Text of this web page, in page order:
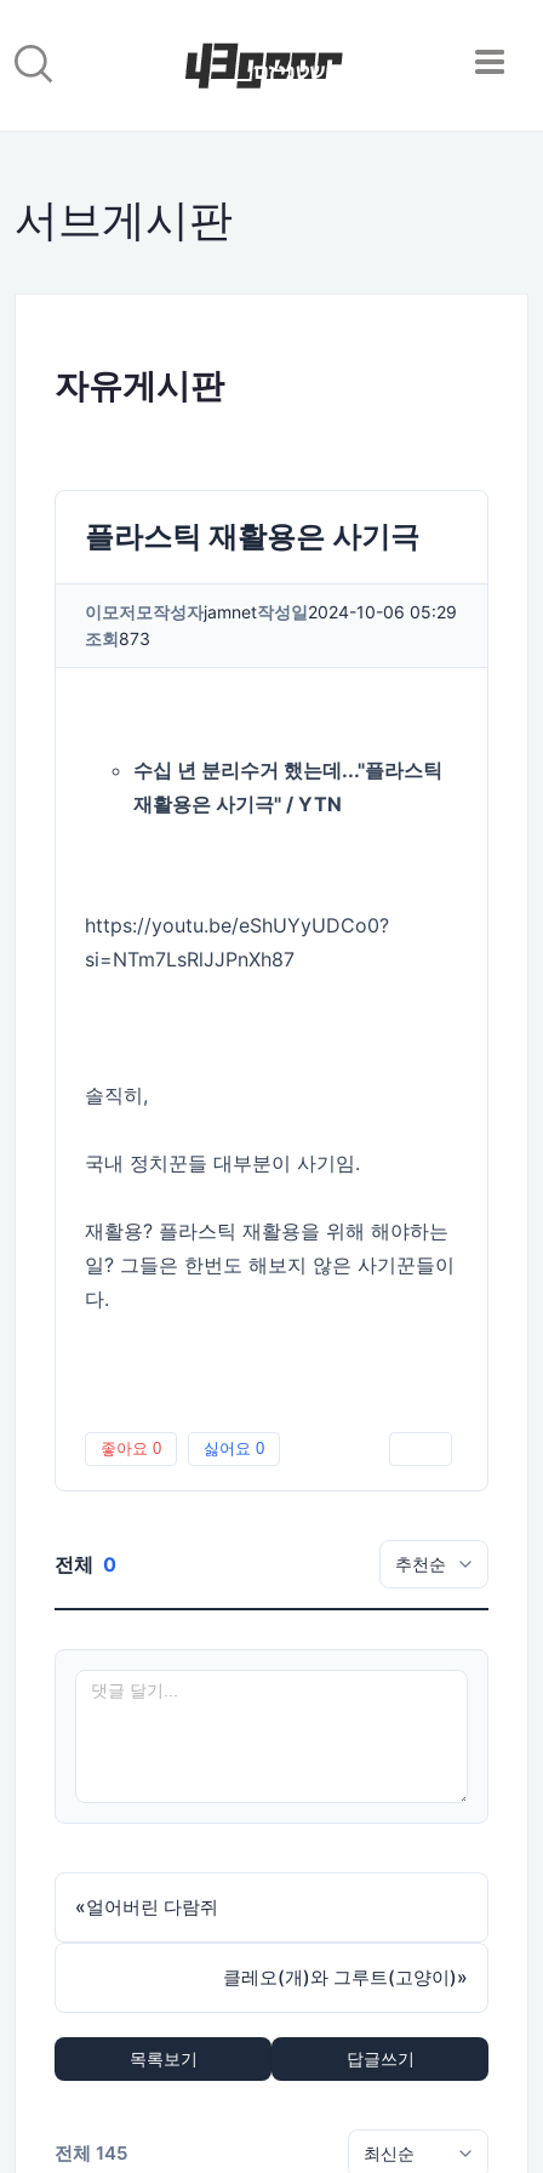
서브게시판
자유게시판
플라스틱 재활용은 사기극
이모저모작성자jamnet작성일2024-10-06 05:29
조회873
수십 년 분리수거 했는데..."플라스틱
재활용은 사기극" / YTN
https://youtu.be/eShUYyUDCo0?
si=NTm7LsRlJJPnXh87
솔직히,
국내 정치꾼들 대부분이 사기임.
재활용? 플라스틱 재활용을 위해 해야하는
일? 그들은 한번도 해보지 않은 사기꾼들이
다.
좋아요 0 싫어요 0
전체 0
«얼어버린 다람쥐
클레오(개)와 그루트(고양이)»
목록보기 답글쓰기
전체 145